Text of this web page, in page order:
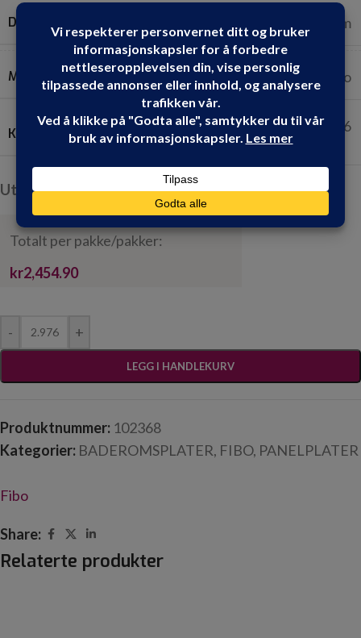
DIMENSJONER 240 cm x 62 cm
MERKER Fibo
KVADRATMETER PR. PAKKE: 2.976
Utsolgt, men kan bestilles
Totalt per pakke/pakker:
kr2,454.90
- +
LEGG I HANDLEKURV
Produktnummer: 102368
Kategorier: BADEROMSPLATER, FIBO, PANELPLATER
Fibo
Share:
Relaterte produkter